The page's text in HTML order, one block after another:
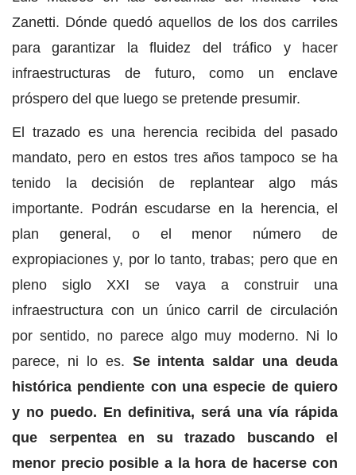
Zanetti. Dónde quedó aquellos de los dos carriles
para garantizar la fluidez del tráfico y hacer
infraestructuras de futuro, como un enclave
próspero del que luego se pretende presumir.
El trazado es una herencia recibida del pasado
mandato, pero en estos tres años tampoco se ha
tenido la decisión de replantear algo más
importante. Podrán escudarse en la herencia, el
plan general, o el menor número de
expropiaciones y, por lo tanto, trabas; pero que en
pleno siglo XXI se vaya a construir una
infraestructura con un único carril de circulación
por sentido, no parece algo muy moderno. Ni lo
parece, ni lo es. Se intenta saldar una deuda
histórica pendiente con una especie de quiero
y no puedo. En definitiva, será una vía rápida
que serpentea en su trazado buscando el
menor precio posible a la hora de hacerse con